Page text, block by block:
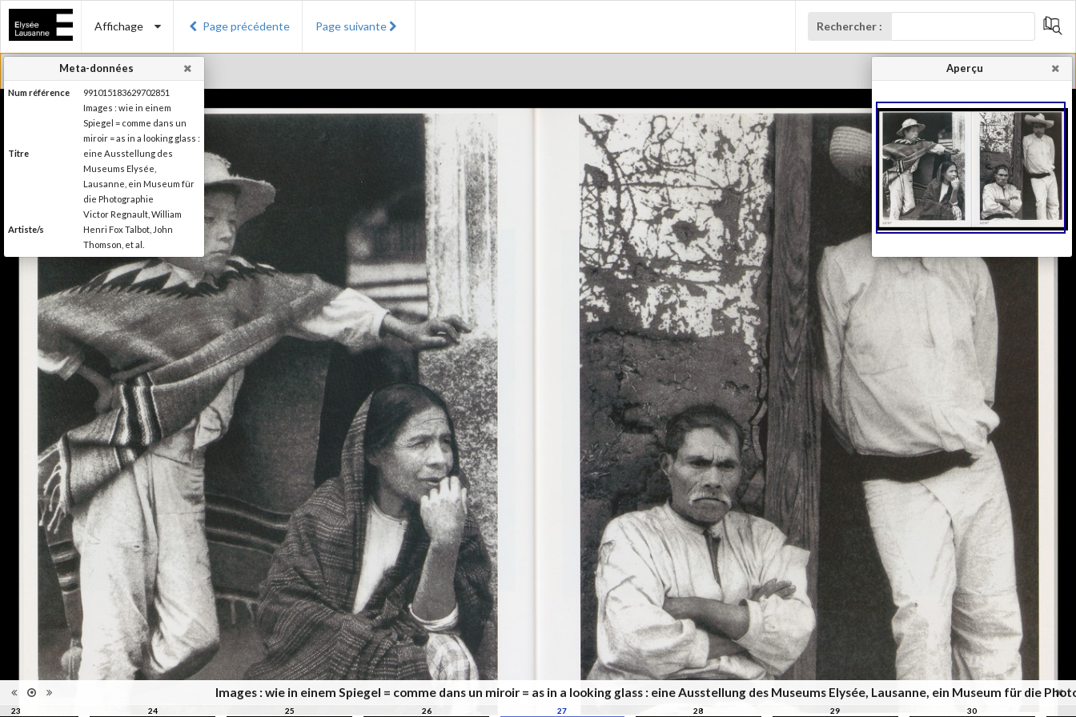
Affichage Page précédente Page suivante Rechercher :
Images : wie in einem Spiegel = comme dans un miroir = as in a looking glass : eine Ausstellung des Museums Elysée, Lausanne, ein Museum für die
23 24 25 26 27 28 29 30
Aperçu
Meta-données
Num référence 991015183629702851
Titre
Images : wie in einem
Spiegel = comme dans un
miroir = as in a looking glass :
eine Ausstellung des
Museums Elysée,
Lausanne, ein Museum für
die Photographie
Artiste/s
Victor Regnault, William
Henri Fox Talbot, John
Thomson, et al.
Charles-Henri Favrod
(Préface), Nikolas
Kerkenrath (Introduction)
Editeur
Ed. Braus
Lieu d'édition
Heidelberg
Date d'édition
1994
Série/Collection
Collection du Musée de
l'Elysée, Lausanne
Musées, colletions,
expositions
Broché
152
Information
Couleur, Noir & Blanc
Nombre de
152 pages
30 x 24 cm
Allemand, Français, Anglais
ISBN/ISSN
ISBN 3894661135